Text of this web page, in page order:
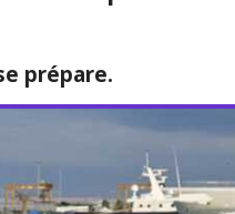
prépare.